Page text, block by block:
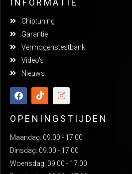
INFORMATIE
Chiptuning
Garantie
Vermogenstestbank
Video's
Nieuws
OPENINGSTIJDEN
Maandag: 09:00 - 17:00
Dinsdag: 09.00 - 17.00
Woensdag: 09.00 - 17.00